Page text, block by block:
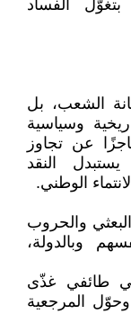
الفساد
الشعب، بل
وسياسية
عن تجاوز
يستبدل النقد
الوطني.
والحروب
وبالدولة،
طائفي غذّى
وحوّل المرجعية